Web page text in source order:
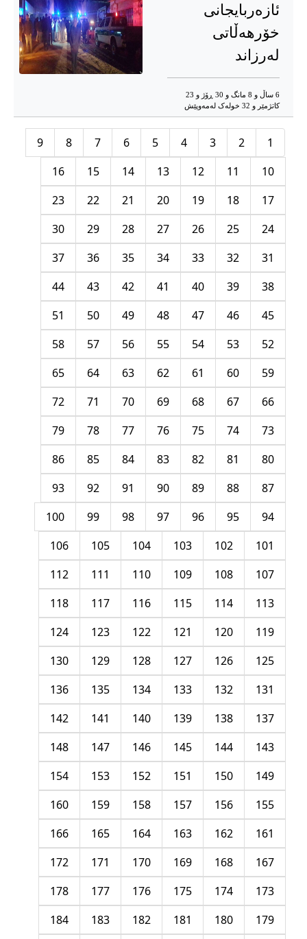
ئازەربایجانی
خۆرهەڵاتی
لەرزاند
6 ساڵ و 8 مانگ و 30 ڕۆژ و 23
کاتژمێر و 32 خوله‌ک له‌مه‌وپێش‌
1
2
3
4
5
6
7
8
9
10
11
12
13
14
15
16
17
18
19
20
21
22
23
24
25
26
27
28
29
30
31
32
33
34
35
36
37
38
39
40
41
42
43
44
45
46
47
48
49
50
51
52
53
54
55
56
57
58
59
60
61
62
63
64
65
66
67
68
69
70
71
72
73
74
75
76
77
78
79
80
81
82
83
84
85
86
87
88
89
90
91
92
93
94
95
96
97
98
99
100
101
102
103
104
105
106
107
108
109
110
111
112
113
114
115
116
117
118
119
120
121
122
123
124
125
126
127
128
129
130
131
132
133
134
135
136
137
138
139
140
141
142
143
144
145
146
147
148
149
150
151
152
153
154
155
156
157
158
159
160
161
162
163
164
165
166
167
168
169
170
171
172
173
174
175
176
177
178
179
180
181
182
183
184